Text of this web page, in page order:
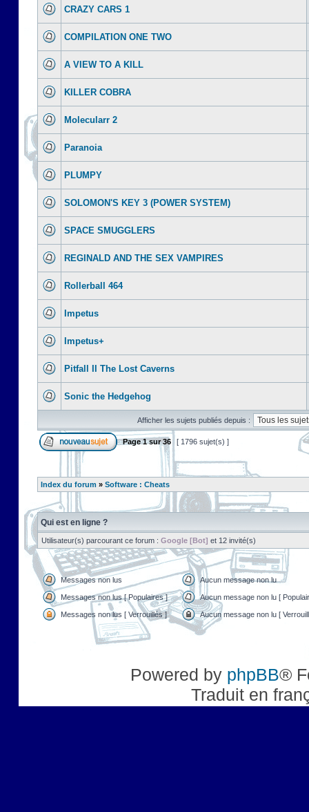
CRAZY CARS 1
COMPILATION ONE TWO
A VIEW TO A KILL
KILLER COBRA
Molecularr 2
Paranoia
PLUMPY
SOLOMON'S KEY 3 (POWER SYSTEM)
SPACE SMUGGLERS
REGINALD AND THE SEX VAMPIRES
Rollerball 464
Impetus
Impetus+
Pitfall II The Lost Caverns
Sonic the Hedgehog
Afficher les sujets publiés depuis :
Page1sur36 [ 1796 sujet(s) ]
Index du forum » Software : Cheats
Qui est en ligne ?
Utilisateur(s) parcourant ce forum : Google [Bot] et 12 invité(s)
Messages non lus Aucun message non lu
Messages non lus [ Populaires ] Aucun message non lu [
Messages non lus [ Verrouillés ] Aucun message non lu [
Powered by phpBB®
Traduit en